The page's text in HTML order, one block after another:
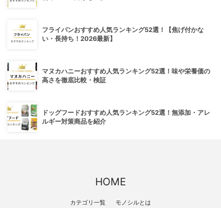
フライパンおすすめ人気ランキング52選！【焦げ付かな
い・長持ち！2026最新】
マヌカハニーおすすめ人気ランキング52選！味や栄養価の
高さを徹底比較・検証
ドッグフードおすすめ人気ランキング52選！無添加・アレ
ルギー対策商品を紹介
HOME
カテゴリ一覧 モノシルとは